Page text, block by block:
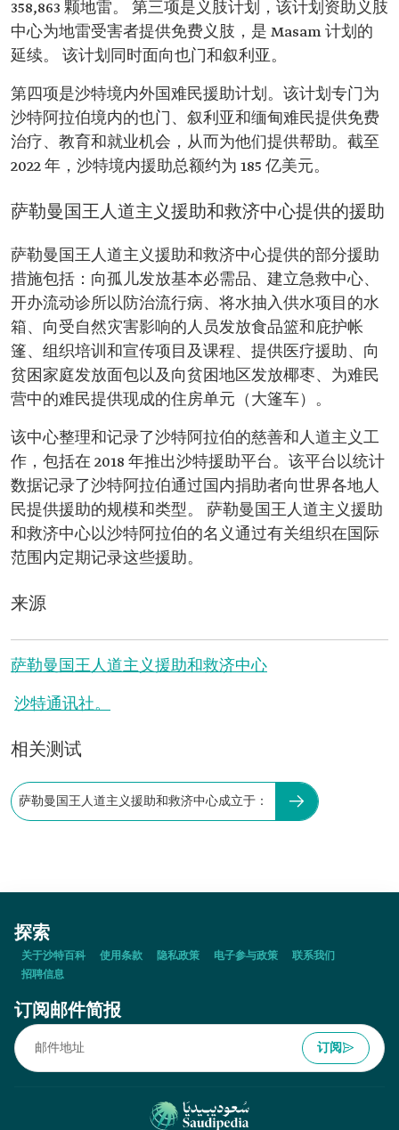
358,863 颗地雷。 第三项是义肢计划，该计划资助义肢
中心为地雷受害者提供免费义肢，是 Masam 计划的
延续。 该计划同时面向也门和叙利亚。
第四项是沙特境内外国难民援助计划。该计划专门为
沙特阿拉伯境内的也门、叙利亚和缅甸难民提供免费
治疗、教育和就业机会，从而为他们提供帮助。截至
2022 年，沙特境内援助总额约为 185 亿美元。
萨勒曼国王人道主义援助和救济中心提供的援助
萨勒曼国王人道主义援助和救济中心提供的部分援助
措施包括：向孤儿发放基本必需品、建立急救中心、
开办流动诊所以防治流行病、将水抽入供水项目的水
箱、向受自然灾害影响的人员发放食品篮和庇护帐
篷、组织培训和宣传项目及课程、提供医疗援助、向
贫困家庭发放面包以及向贫困地区发放椰枣、为难民
营中的难民提供现成的住房单元（大篷车）。
该中心整理和记录了沙特阿拉伯的慈善和人道主义工
作，包括在 2018 年推出沙特援助平台。该平台以统计
数据记录了沙特阿拉伯通过国内捐助者向世界各地人
民提供援助的规模和类型。 萨勒曼国王人道主义援助
和救济中心以沙特阿拉伯的名义通过有关组织在国际
范围内定期记录这些援助。
来源
萨勒曼国王人道主义援助和救济中心
沙特通讯社。
相关测试
萨勒曼国王人道主义援助和救济中心成立于：
探索
关于沙特百科 使用条款 隐私政策 电子参与政策
联系我们
招聘信息
订阅邮件简报
订阅